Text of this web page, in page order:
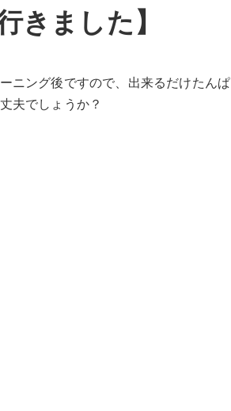
きました】
ニング後ですので、出来るだけたんぱ
夫でしょうか？